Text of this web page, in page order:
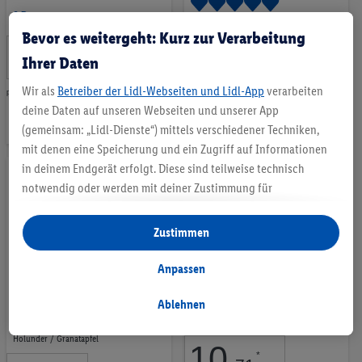
2 Bewertungen
2.79 *
CHF
pro 300ml | 100ML = 0.93 CHF
Auf
die
Merkliste
7 Bewertungen
pro 250ml | 100ML = 0.80 CHF
Auf
die
Merkliste
Holunder / Granatapfel
Windeln Soft & Dry Gr. 3
*
Bevor es weitergeht: Kurz zur Verarbeitung
Ihrer Daten
Wir als Betreiber der Lidl-Webseiten und Lidl-App verarbeiten
deine Daten auf unseren Webseiten und unserer App
(gemeinsam: „Lidl-Dienste“) mittels verschiedener Techniken,
mit denen eine Speicherung und ein Zugriff auf Informationen
in deinem Endgerät erfolgt. Diese sind teilweise technisch
notwendig oder werden mit deiner Zustimmung für
personalisierte Werbung innerhalb und außerhalb der Lidl-
Dienste verwendet. Sofern du Teilnehmer des Lidl Plus-
Programms bist, werden für diese Zwecke auch Daten aus
Unter „Anpassen“ kannst du einzelne Verwendungszwecke
finden.
Ablehnen
Anpassen
Zustimmen